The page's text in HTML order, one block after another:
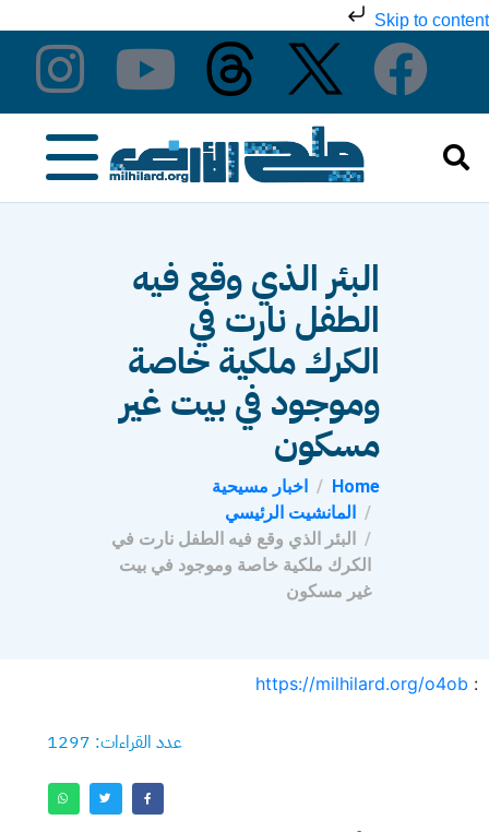
Skip to content
البئر الذي وقع فيه
الطفل نارت في
الكرك ملكية خاصة
وموجود في بيت غير
مسكون
Home
اخبار مسيحية
المانشيت الرئيسي
البئر الذي وقع فيه الطفل نارت في
الكرك ملكية خاصة وموجود في بيت
غير مسكون
:
https://milhilard.org/o4ob
عدد القراءات: 1297